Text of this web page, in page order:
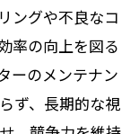
ングや不良なコ
率の向上を図る
ーのメンテナン
ず、長期的な視